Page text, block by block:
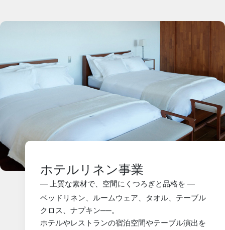
ホテルリネン事業
― 上質な素材で、空間にくつろぎと品格を ―
ベッドリネン、ルームウェア、タオル、テーブル
クロス、ナプキン──。
ホテルやレストランの宿泊空間やテーブル演出を